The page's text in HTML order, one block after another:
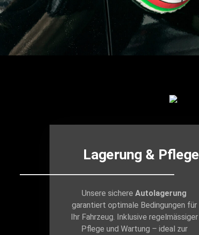
Lagerung & Pflege
Unsere sichere Autolagerung
garantiert optimale Bedingungen für
Ihr Fahrzeug. Inklusive regelmässiger
Pflege und Wartung – ideal zur